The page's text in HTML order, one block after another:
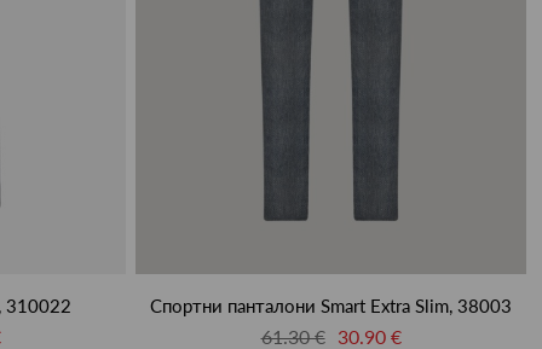
310022 Спортни панталони Smart Extra Slim, 38003
61.30 €
30.90 €